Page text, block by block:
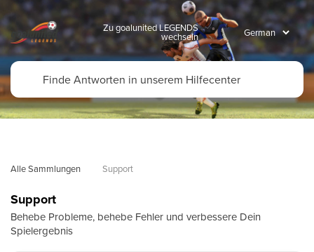
Zu goalunited LEGENDS
wechseln
Alle Sammlungen Support
Support
Behebe Probleme, behebe Fehler und verbessere Dein
Spielergebnis